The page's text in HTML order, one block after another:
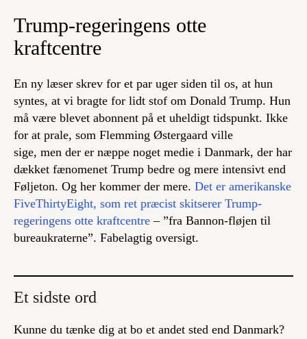
Trump-regeringens otte
kraftcentre
En ny læser skrev for et par uger siden til os, at hun
syntes, at vi bragte for lidt stof om Donald Trump. Hun
må være blevet abonnent på et uheldigt tidspunkt. Ikke
for at prale, som Flemming Østergaard ville
sige, men der er næppe noget medie i Danmark, der har
dækket fænomenet Trump bedre og mere intensivt end
Føljeton. Og her kommer der mere. Det er amerikanske
FiveThirtyEight, som ret præcist skitserer Trump-
regeringens otte kraftcentre – ”fra Bannon-fløjen til
bureaukraterne”. Fabelagtig oversigt.
Et sidste ord
Kunne du tænke dig at bo et andet sted end Danmark?